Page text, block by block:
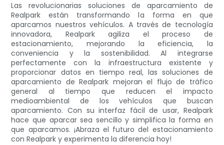
Las revolucionarias soluciones de aparcamiento de
Realpark están transformando la forma en que
aparcamos nuestros vehículos. A través de tecnología
innovadora, Realpark agiliza el proceso de
estacionamiento, mejorando la eficiencia, la
conveniencia y la sostenibilidad. Al integrarse
perfectamente con la infraestructura existente y
proporcionar datos en tiempo real, las soluciones de
aparcamiento de Realpark mejoran el flujo de tráfico
general al tiempo que reducen el impacto
medioambiental de los vehículos que buscan
aparcamiento. Con su interfaz fácil de usar, Realpark
hace que aparcar sea sencillo y simplifica la forma en
que aparcamos. ¡Abraza el futuro del estacionamiento
con Realpark y experimenta la diferencia hoy!